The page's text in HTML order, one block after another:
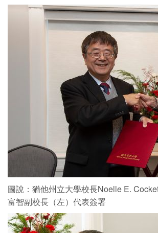
圖說：猶他州立大學校長Noelle E.
富智副校長（左）代表簽署